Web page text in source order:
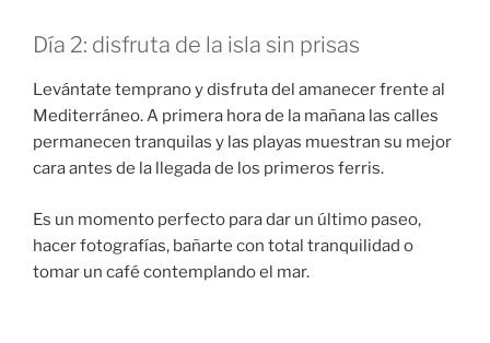
Día 2: disfruta de la isla sin prisas
Levántate temprano y disfruta del amanecer frente al
Mediterráneo. A primera hora de la mañana las calles
permanecen tranquilas y las playas muestran su mejor
cara antes de la llegada de los primeros ferris.
Es un momento perfecto para dar un último paseo,
hacer fotografías, bañarte con total tranquilidad o
tomar un café contemplando el mar.